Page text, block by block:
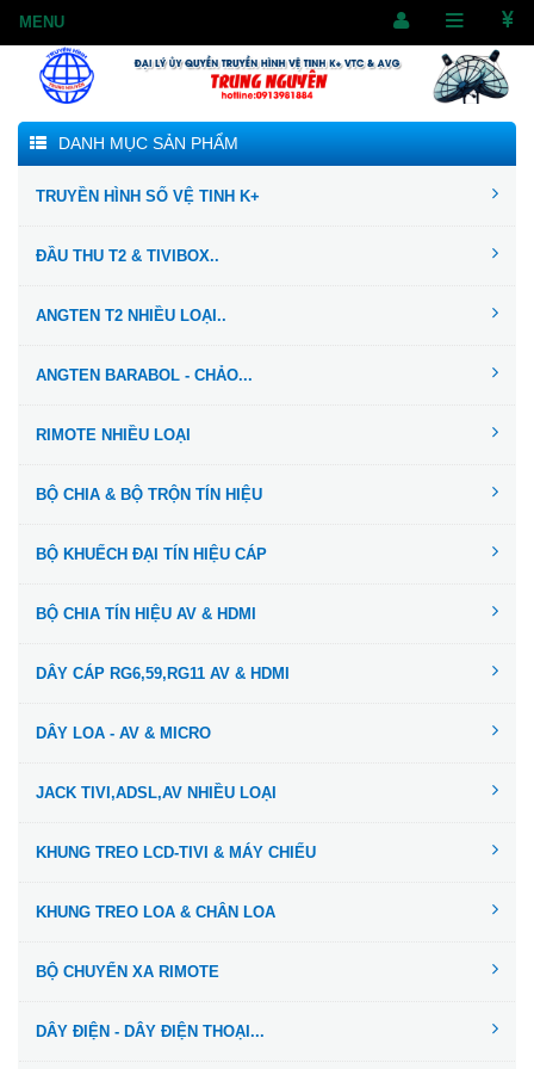
DANH MỤC SẢN PHẨM
TRUYỀN HÌNH SỐ VỆ TINH K+
ĐẦU THU T2 & TIVIBOX..
ANGTEN T2 NHIỀU LOẠI..
ANGTEN BARABOL - CHẢO...
RIMOTE NHIỀU LOẠI
BỘ CHIA & BỘ TRỘN TÍN HIỆU
BỘ KHUẾCH ĐẠI TÍN HIỆU CÁP
BỘ CHIA TÍN HIỆU AV & HDMI
DÂY CÁP RG6,59,RG11 AV & HDMI
DÂY LOA - AV & MICRO
JACK TIVI,ADSL,AV NHIỀU LOẠI
KHUNG TREO LCD-TIVI & MÁY CHIẾU
KHUNG TREO LOA & CHÂN LOA
BỘ CHUYỂN XA RIMOTE
DÂY ĐIỆN - DÂY ĐIỆN THOẠI...